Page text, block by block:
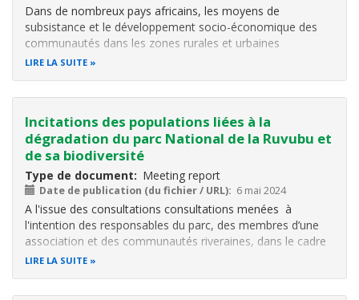
Dans de nombreux pays africains, les moyens de
subsistance et le développement socio-économique des
communautés dans les zones rurales et urbaines
dépendent fortement de l'utilisation de la faune et de la
LIRE LA SUITE
Incitations des populations liées à la
dégradation du parc National de la Ruvubu et
de sa biodiversité
Type de document Meeting report
Date de publication (du fichier / URL) 6 mai 2024
A l'issue des consultations consultations menées à
l'intention des responsables du parc, des membres d’une
association et des communautés riveraines, dans le cadre
de la mise œuvre du Projet de production des essences
LIRE LA SUITE